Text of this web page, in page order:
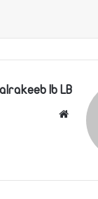
alrakeeb lb LB